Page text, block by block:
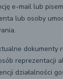
e-mail lub
lub osoby
dokumenty
reprezentacji
działalności